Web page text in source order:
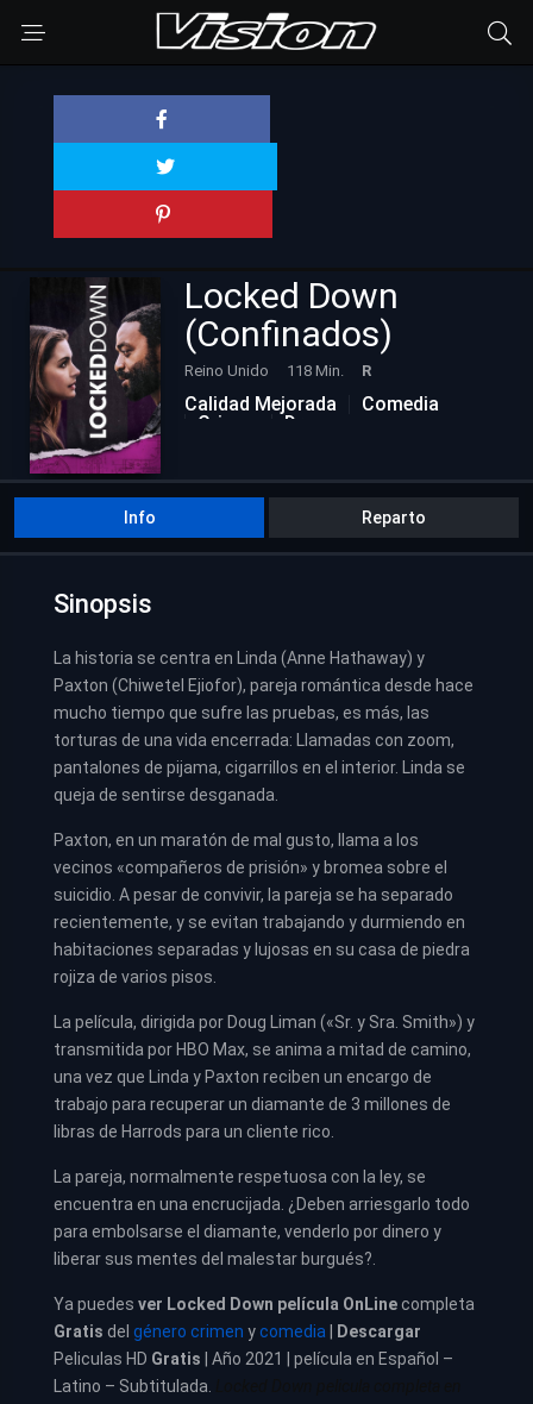
Locked Down
(Confinados)
Reino Unido 118 Min. R
Calidad Mejorada
Comedia
Crimen
Drama
Info Reparto
Sinopsis
La historia se centra en Linda (Anne Hathaway) y
Paxton (Chiwetel Ejiofor), pareja romántica desde hace
mucho tiempo que sufre las pruebas, es más, las
torturas de una vida encerrada: Llamadas con zoom,
pantalones de pijama, cigarrillos en el interior. Linda se
queja de sentirse desganada.
Paxton, en un maratón de mal gusto, llama a los
vecinos «compañeros de prisión» y bromea sobre el
suicidio. A pesar de convivir, la pareja se ha separado
recientemente, y se evitan trabajando y durmiendo en
habitaciones separadas y lujosas en su casa de piedra
rojiza de varios pisos.
La película, dirigida por Doug Liman («Sr. y Sra. Smith») y
transmitida por HBO Max, se anima a mitad de camino,
una vez que Linda y Paxton reciben un encargo de
trabajo para recuperar un diamante de 3 millones de
libras de Harrods para un cliente rico.
La pareja, normalmente respetuosa con la ley, se
encuentra en una encrucijada. ¿Deben arriesgarlo todo
para embolsarse el diamante, venderlo por dinero y
liberar sus mentes del malestar burgués?.
Ya puedes ver Locked Down película OnLinecompleta
Gratis del género crimen ycomedia
Descargar
Peliculas HD Gratis | Año 2021 | película en Español –
Latino – Subtitulada.